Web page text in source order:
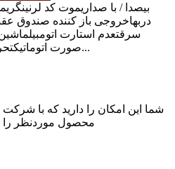
بیصدا / با صداریموت کد
دربهاخروجی باز کننده صندوق
سرقتعدم استارت
صورت اتوماتیکتحریک دربهاخروجی اولتراسونیک...
شما این امکان را دارید که با
محصول موردنظر را